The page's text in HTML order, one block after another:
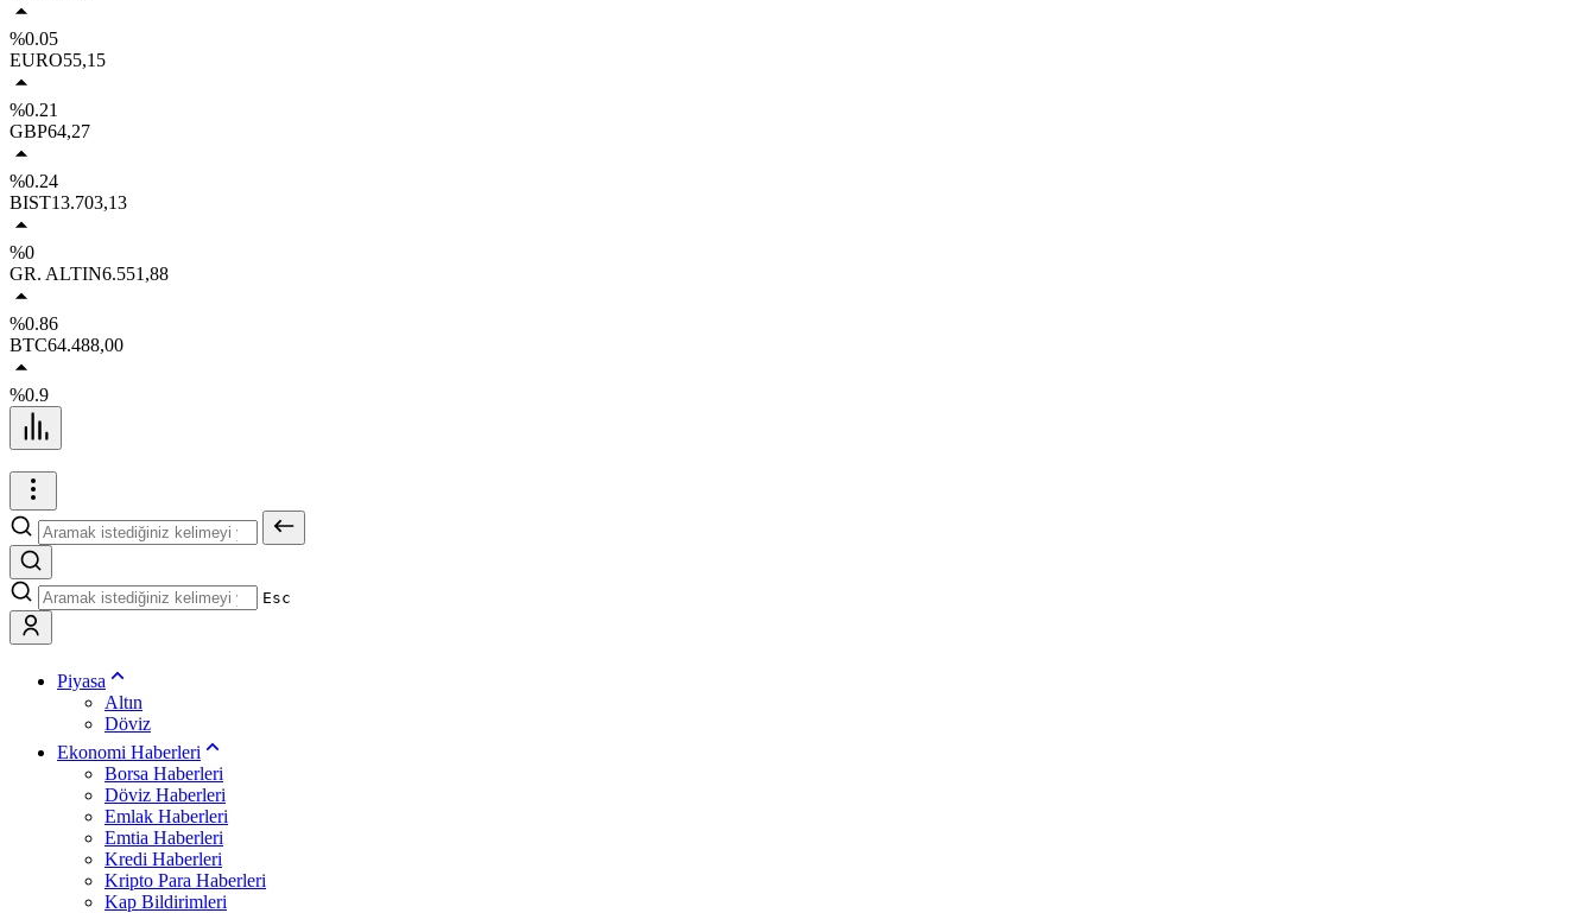
%0.05
EURO55,15
%0.21
GBP64,27
%0.24
BIST13.703,13
%0
GR. ALTIN6.551,88
%0.86
BTC64.488,00
%0.9
Esc
Piyasa
Altın
Döviz
Ekonomi Haberleri
Borsa Haberleri
Döviz Haberleri
Emlak Haberleri
Emtia Haberleri
Kredi Haberleri
Kripto Para Haberleri
Kap Bildirimleri